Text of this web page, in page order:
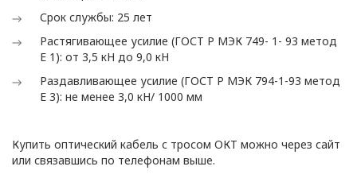
Срок службы: 25 лет
Растягивающее усилие (ГОСТ Р МЭК 749- 1- 93 метод
Е 1): от 3,5 кН до 9,0 кН
Раздавливающее усилие (ГОСТ Р МЭК 794-1-93 метод
Е 3): не менее 3,0 кН/ 1000 мм
Купить оптический кабель с тросом ОКТ можно через сайт
или связавшись по телефонам выше.
персональных данных,
которые обрабатываются
в
ООО «ОПТИКЭНЕРГОКАБЕЛЬ».
1.2. Политика в
учетом требований
законодательства